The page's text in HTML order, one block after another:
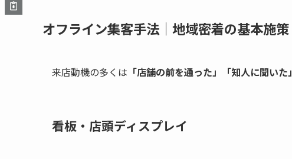
オフライン集客手法｜地域密着の基本施策
来店動機の多くは 「店舗の前を通った」「知人に聞いた」
看板・店頭ディスプレイ